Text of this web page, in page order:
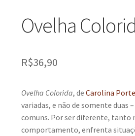
Ovelha
R$36,90
Ovelha Colorida, deCarolina
variadas, e não de somente duas
comuns. Por ser diferente, tanto
comportamento, enfrenta